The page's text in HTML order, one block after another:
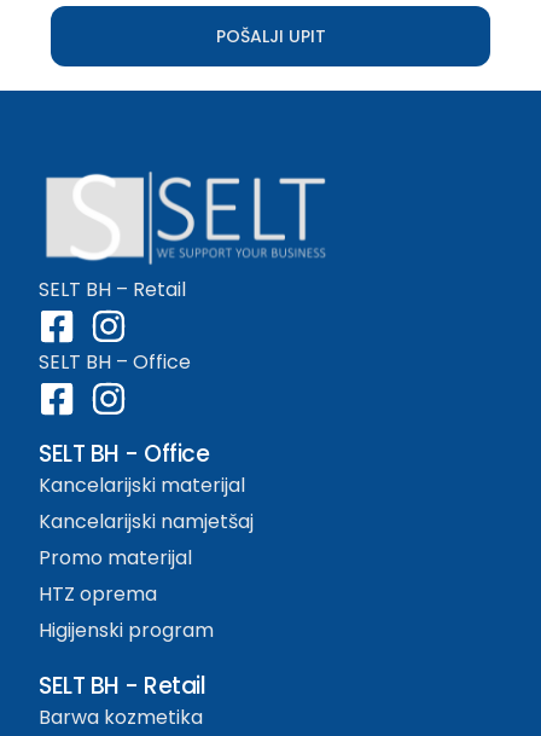
POŠALJI UPIT
SELT BH – Retail
SELT BH – Office
SELT BH - Office
Kancelarijski materijal
Kancelarijski namjetšaj
Promo materijal
HTZ oprema
Higijenski program
SELT BH - Retail
Barwa kozmetika